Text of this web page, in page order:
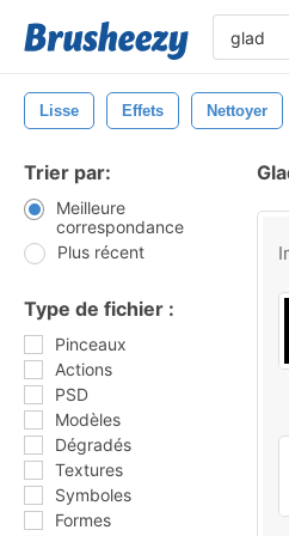
Lisse Effets Nettoyer
Trier par:
Meilleure
correspondance
Plus récent
Type de fichier :
Pinceaux
Actions
PSD
Modèles
Dégradés
Textures
Symboles
Formes